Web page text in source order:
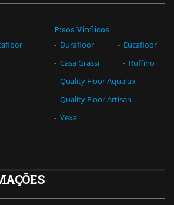
Pisos Vinílicos
Durafloor
Eucafloor
Casa Grassi
Ruffino
Quality Floor Aqualux
Quality Floor Artisan
Vexa